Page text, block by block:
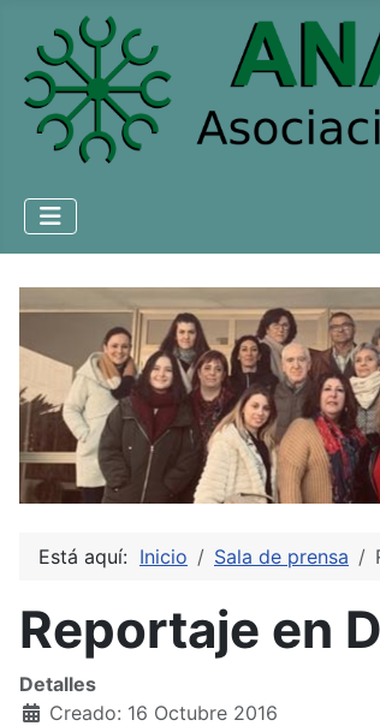
Está aquí: Inicio Sala de prensa
Reportaje en
Detalles
Creado: 16 Octubre 2016